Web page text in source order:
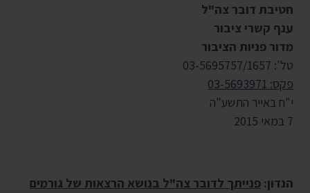
חטיבת דובר צה"ל
ענף קשרי ציבור
מדור פניות הציבור
טל': 03-5695757/1657
פקס: 03-5693971
‏י"ח באייר התשע"ה
7 במאי 2015
הנדון: פנייתך לדובר צה"ל בנושא הרצאות של גורמים